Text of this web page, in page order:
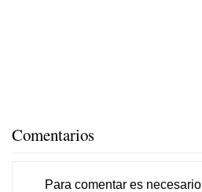
Comentarios
Para comentar es necesario